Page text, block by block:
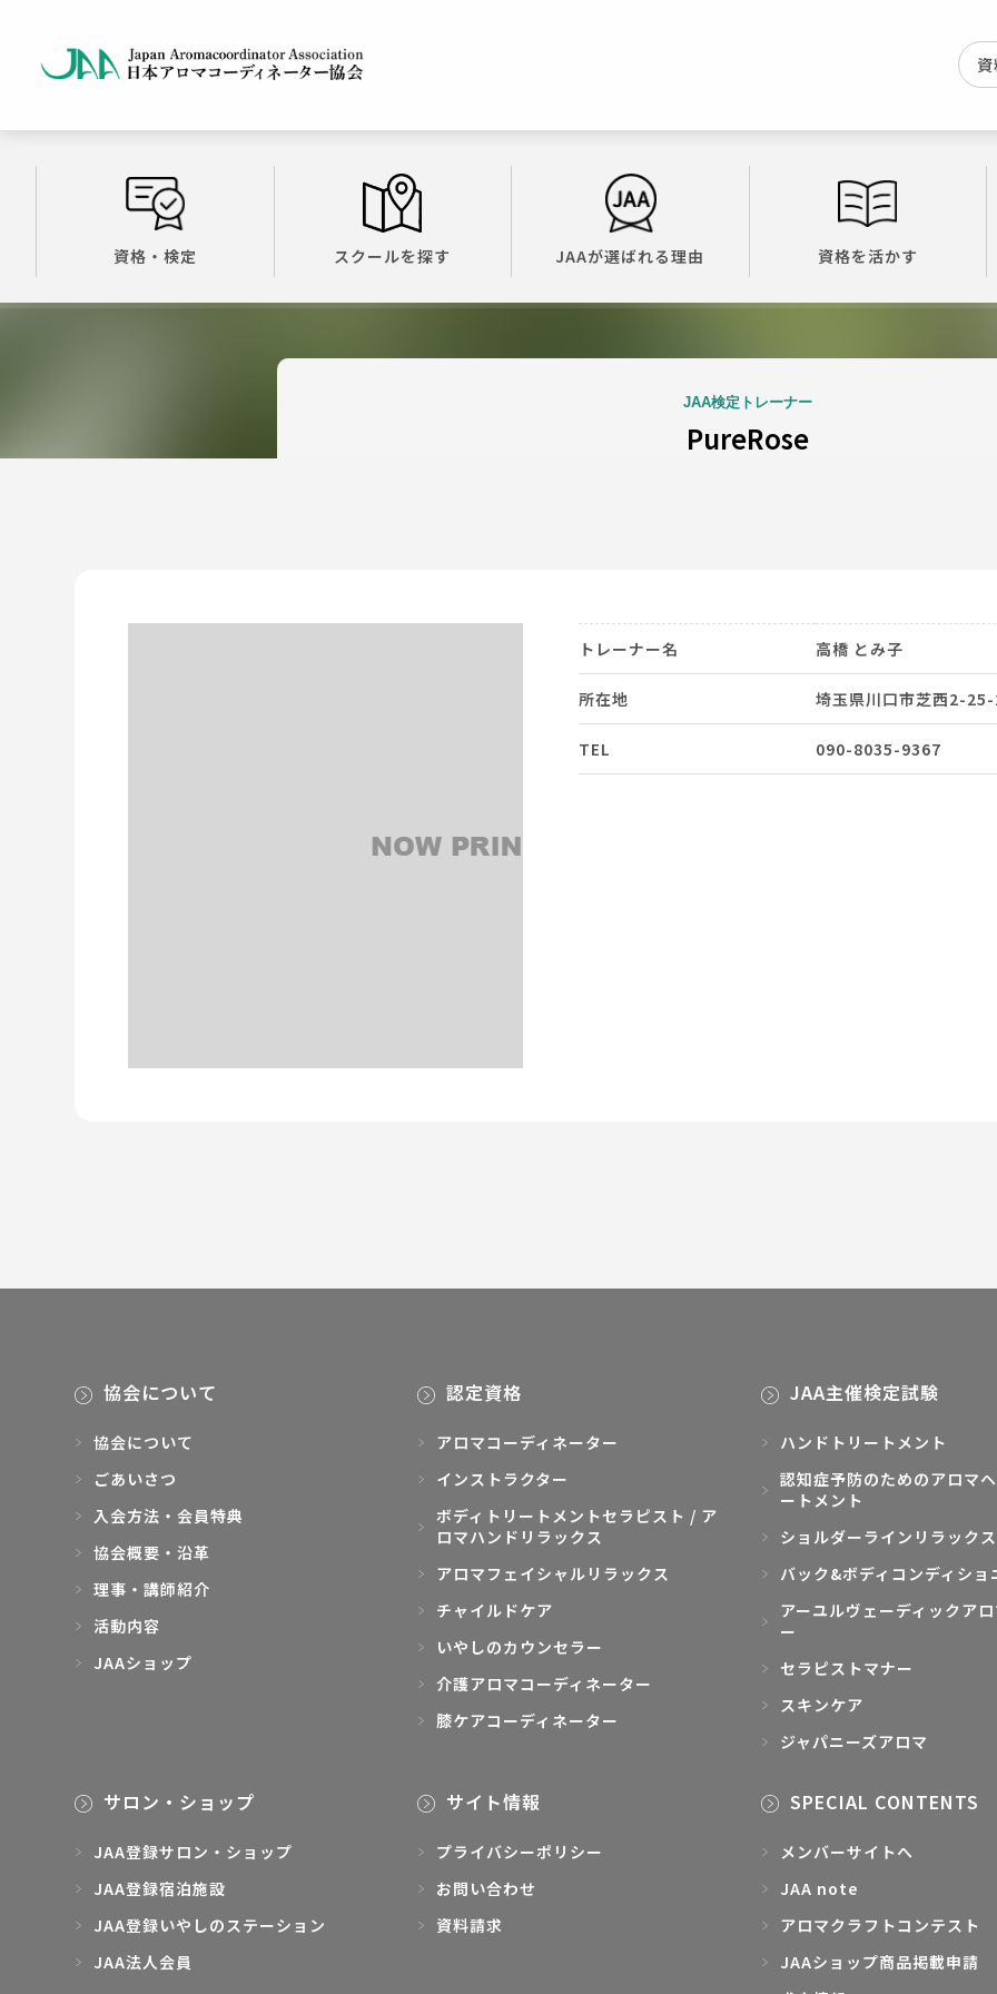
資格・検定 スクールを探す JAAが選ばれる理由 資格を活かす
JAA検定トレーナー
PureRose
トレーナー名 高橋 とみ子
所在地 埼玉県川口市芝西2-
TEL 090-8035-9367
協会について
協会について
ごあいさつ
入会方法・会員特典
協会概要・沿革
理事・講師紹介
活動内容
JAAショップ
認定資格
アロマコーディネーター
インストラクター
ボディトリートメントセラピスト / ア
ロマハンドリラックス
アロマフェイシャルリラックス
チャイルドケア
いやしのカウンセラー
介護アロマコーディネーター
膝ケアコーディネーター
JAA主催検定試験
ハンドトリートメント
認知症予防のためのアロマ
ートメント
ショルダーラインリラックス
バック&ボディコンディショ
アーユルヴェーディックア
ー
セラピストマナー
スキンケア
ジャパニーズアロマ
サロン・ショップ
JAA登録サロン・ショップ
JAA登録宿泊施設
JAA登録いやしのステーション
JAA法人会員
サイト情報
プライバシーポリシー
お問い合わせ
資料請求
SPECIAL CONTENTS
メンバーサイトへ
JAA note
アロマクラフトコンテスト
JAAショップ商品掲載申請